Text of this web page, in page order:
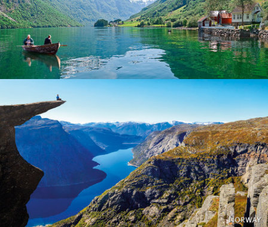
Norway
Norway